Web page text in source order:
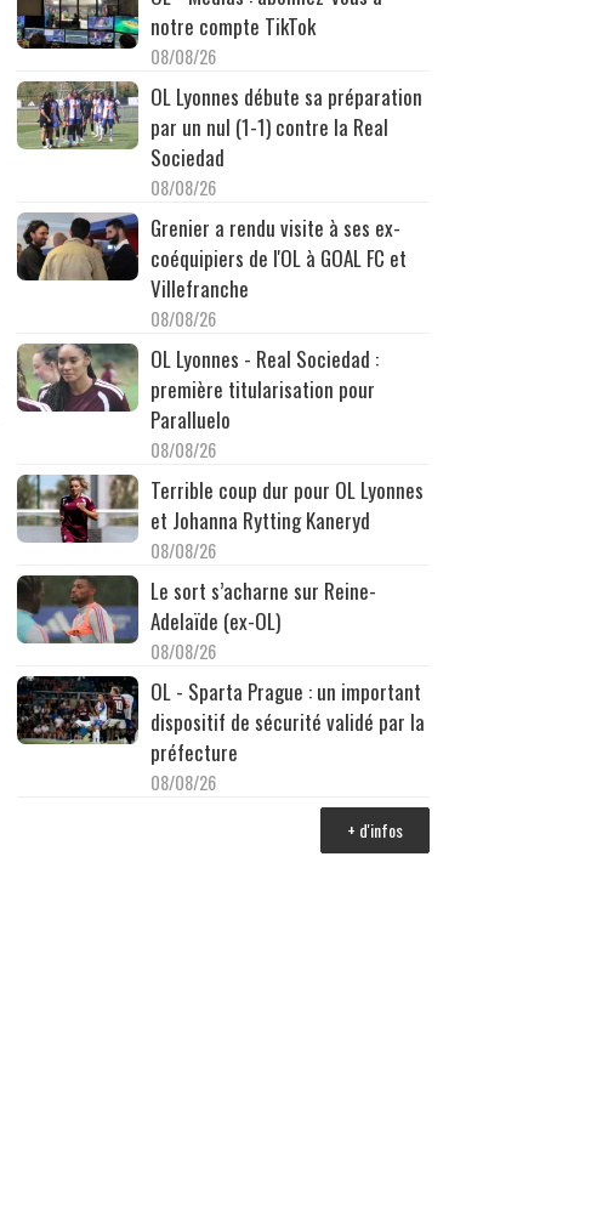
notre compte TikTok
08/08/26
OL Lyonnes débute sa préparation
par un nul (1-1) contre la Real
Sociedad
08/08/26
Grenier a rendu visite à ses ex-
coéquipiers de l'OL à GOAL FC et
Villefranche
08/08/26
OL Lyonnes - Real Sociedad :
première titularisation pour
Paralluelo
08/08/26
Terrible coup dur pour OL Lyonnes
et Johanna Rytting Kaneryd
08/08/26
Le sort s’acharne sur Reine-
Adelaïde (ex-OL)
08/08/26
OL - Sparta Prague : un important
dispositif de sécurité validé par la
préfecture
08/08/26
+ d'infos